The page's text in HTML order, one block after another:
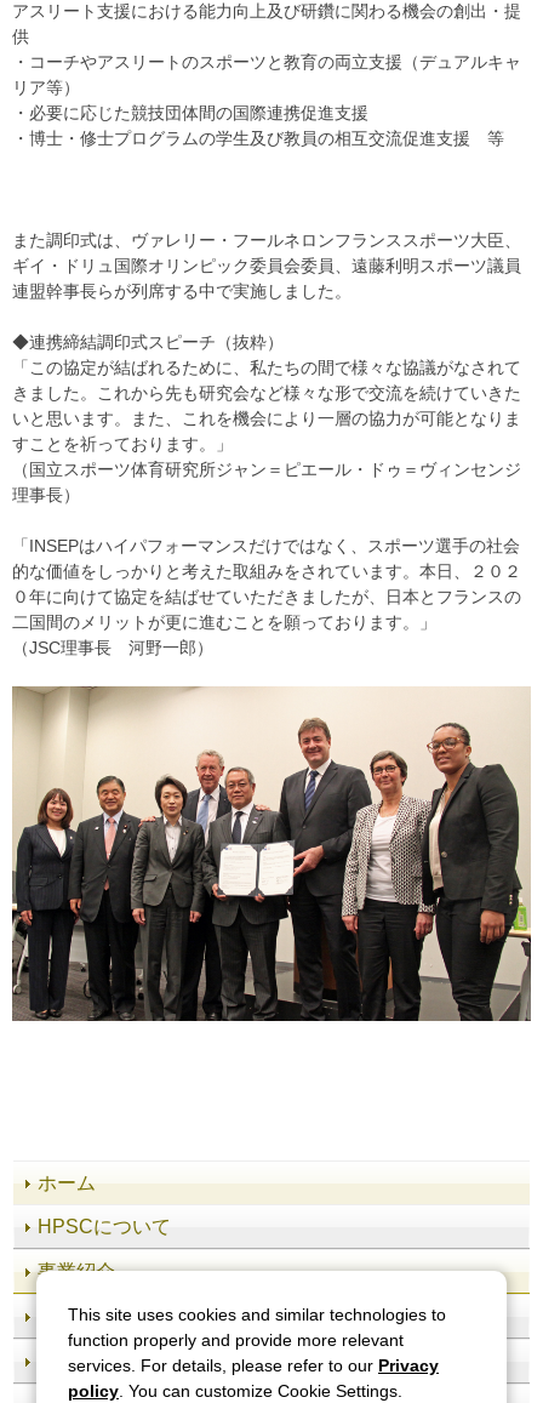
ホーム
HPSCについて
事業紹介
施設案内
知る・学ぶ
アスリート支援における能力向上及び研鑽に関わる機会の創出・提
供
・コーチやアスリートのスポーツと教育の両立支援（デュアルキャ
リア等）
・必要に応じた競技団体間の国際連携促進支援
・博士・修士プログラムの学生及び教員の相互交流促進支援 等
また調印式は、ヴァレリー・フールネロンフランススポーツ大臣、
ギイ・ドリュ国際オリンピック委員会委員、遠藤利明スポーツ議員
連盟幹事長らが列席する中で実施しました。
◆連携締結調印式スピーチ（抜粋）
「この協定が結ばれるために、私たちの間で様々な協議がなされて
きました。これから先も研究会など様々な形で交流を続けていきた
いと思います。また、これを機会により一層の協力が可能となりま
すことを祈っております。」
（国立スポーツ体育研究所ジャン＝ピエール・ドゥ＝ヴィンセンジ
理事長）
「INSEPはハイパフォーマンスだけではなく、スポーツ選手の社会
的な価値をしっかりと考えた取組みをされています。本日、２０２
０年に向けて協定を結ばせていただきましたが、日本とフランスの
二国間のメリットが更に進むことを願っております。」
（JSC理事長 河野一郎）
This site uses cookies and similar technologies to
function properly and provide more relevant
services. For details, please refer to our Privacy
policy . You can customize Cookie Settings.